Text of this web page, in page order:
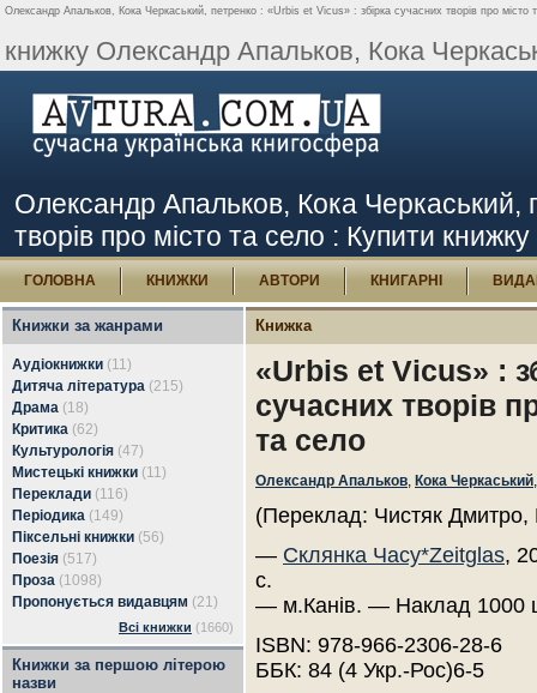
Олександр Апальков, Кока Черкаський, петренко : «Urbis et Vicus» : збірка сучасних творів про місто
книжку Олександр Апальков, Кока
Олександр Апальков, Кока Черкаський,
творів про місто та село : Купити книжку
ГОЛОВНА КНИЖКИ АВТОРИ КНИГАРНІ
Книжки за жанрами
Аудіокнижки (11)
Дитяча література (215)
Драма (18)
Критика (62)
Культурологія (47)
Мистецькі книжки (11)
Переклади (116)
Періодика (149)
Піксельні книжки (56)
Поезія (517)
Проза (1098)
Пропонується видавцям (21)
Всі книжки (1660)
Книжки за першою літерою
назви
Книжка
«Urbis et Vicus» :
сучасних творів
та село
Олександр Апальков, Кока Черкаський
(Переклад: Чистяк Дмитро,
— Склянка Часу*Zeitglas,
с.
— м.Канів. — Наклад 1000
ISBN: 978-966-2306-28-6
ББК: 84 (4 Укр.-Рос)6-5